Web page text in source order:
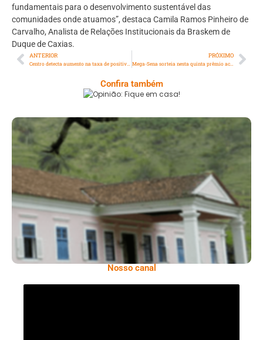
fundamentais para o desenvolvimento sustentável das
comunidades onde atuamos”, destaca Camila Ramos Pinheiro de
Carvalho, Analista de Relações Institucionais da Braskem de
Duque de Caxias.
ANTERIOR PRÓXIMO
Mega-Sena sorteia nesta quinta prêmio acumulado em R$ 6,5 milhões
Confira também
Opinião: Fique Em Casa!
Serra: Fazenda Santa Cecília – Um Legado
Histórico Repleto De Beleza
Nosso canal